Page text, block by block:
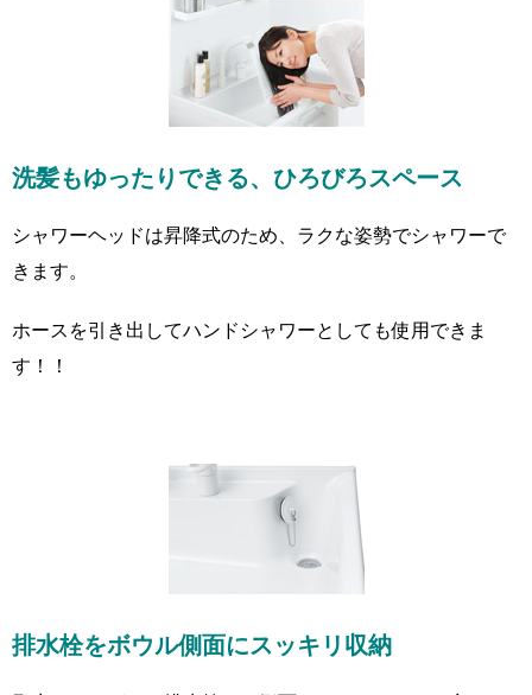
洗髪もゆったりできる、ひろびろスペース
シャワーヘッドは昇降式のため、ラクな姿勢でシャワーで
きます。
ホースを引き出してハンドシャワーとしても使用できま
す！！
排水栓をボウル側面にスッキリ収納